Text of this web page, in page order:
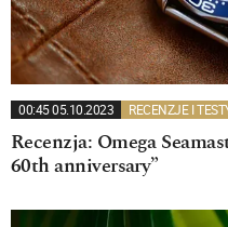
00:45 05.10.2023 RECENZJE I
Recenzja: Omega
60th anniversary”